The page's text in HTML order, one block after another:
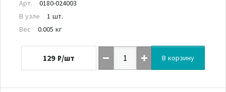
Арт.
0180-024003
В узле
1 шт.
Вес
0.005 кг
129 ₽/шт В корзину